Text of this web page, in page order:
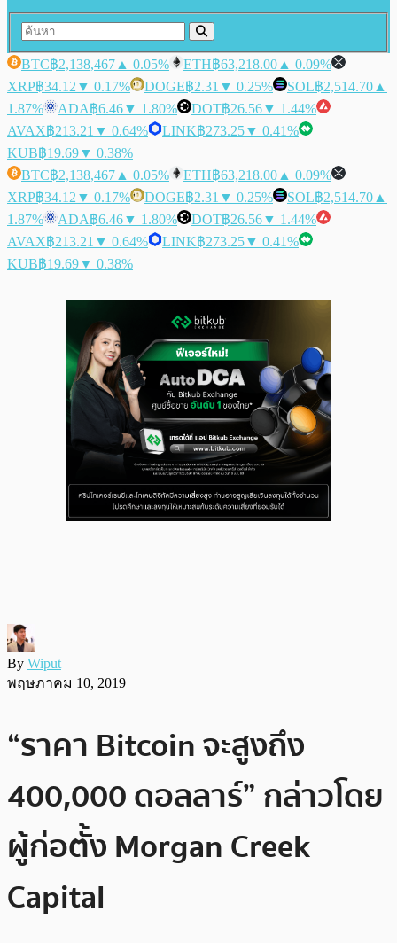
BTC฿2,138,467 ▲ 0.05% ETH฿63,218.00 ▲ 0.09%
XRP฿34.12 ▼ 0.17% DOGE฿2.31 ▼ 0.25% SOL฿2,514.70 ▲
1.87%
ADA฿6.46▼ 1.80% DOT฿26.56▼ 1.44%
AVAX฿213.21 ▼ 0.64% LINK฿273.25▼ 0.41%
KUB฿19.69▼ 0.38%
BTC฿2,138,467 ▲ 0.05% ETH฿63,218.00 ▲ 0.09%
XRP฿34.12 ▼ 0.17% DOGE฿2.31 ▼ 0.25% SOL฿2,514.70 ▲
1.87%
ADA฿6.46▼ 1.80% DOT฿26.56▼ 1.44%
AVAX฿213.21 ▼ 0.64% LINK฿273.25▼ 0.41%
KUB฿19.69▼ 0.38%
By Wiput
พฤษภาคม 10, 2019
“ราคา Bitcoin จะสูงถึง
400,000 ดอลลาร์” กล่าวโดย
ผู้ก่อตั้ง Morgan Creek
Capital